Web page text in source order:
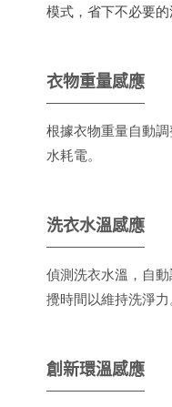
模式，省下不必要的
衣物重量感應
根據衣物重量自動
水耗電。
洗衣水溫感應
偵測洗衣水溫，自
攪時間以維持洗淨力
創新環溫感應